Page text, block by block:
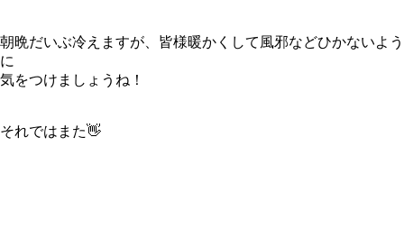
朝晩だいぶ冷えますが、皆様暖かくして風邪などひかないよう
に
気をつけましょうね！
それではまた👋